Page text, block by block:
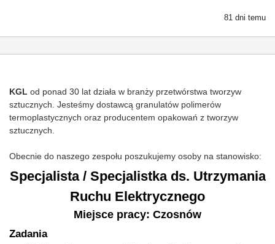
81 dni temu
KGL od ponad 30 lat działa w branży przetwórstwa tworzyw
sztucznych. Jesteśmy dostawcą granulatów polimerów
termoplastycznych oraz producentem opakowań z tworzyw
sztucznych.
Obecnie do naszego zespołu poszukujemy osoby na stanowisko:
Specjalista / Specjalistka ds. Utrzymania
Ruchu Elektrycznego
Miejsce pracy: Czosnów
Zadania